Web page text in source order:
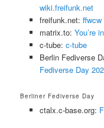
wiki.freifunk.net
freifunk.net:
matrix.to: You’re
c-tube: c-tube
Berlin Fediverse
Fediverse Day
Berliner Fediverse Day
ctalx.c-base.org: